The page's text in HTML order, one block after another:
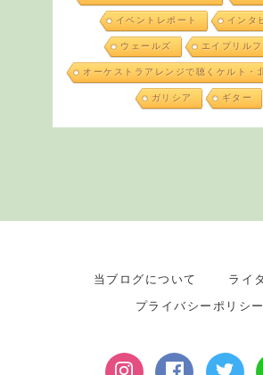
イベントレポート インタ
ウェールズ エイプリル
オーケストラアレンジで聴くケルト・
ガリシア ギター
当ブログについて
ライ
プライバシーポリシー